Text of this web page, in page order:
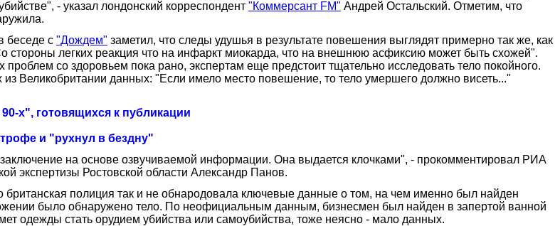
- указал лондонский корреспондент "Коммерсант FM" Андрей Остальский. Отметим, что
беседе с "Дождем" заметил, что следы удушья в результате повешения выглядят примерно так же, как
стороны легких реакция что на инфаркт миокарда, что на внешнюю асфиксию может быть схожей".
со здоровьем пока рано, экспертам еще предстоит тщательно исследовать тело покойного.
Великобритании данных: "Если имело место повешение, то тело умершего должно висеть..."
х", готовящихся к публикации
и "рухнул в бездну"
на основе озвучиваемой информации. Она выдается клочками", - прокомментировал РИА
экспертизы Ростовской области Александр Панов.
британская полиция так и не обнародовала ключевые данные о том, на чем именно был найден
было обнаружено тело. По неофициальным данным, бизнесмен был найден в запертой ванной
одежды стать орудием убийства или самоубийства, тоже неясно - мало данных.